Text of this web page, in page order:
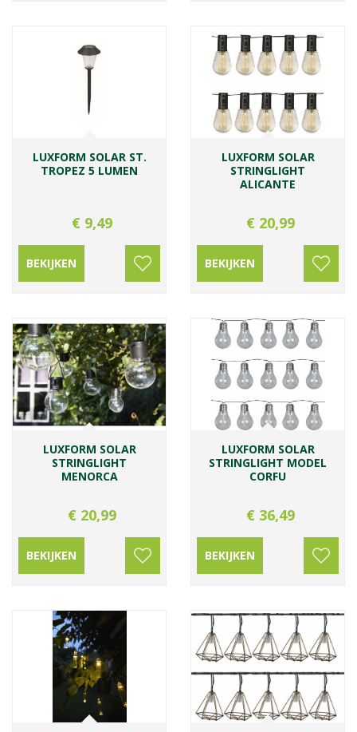
LUXFORM SOLAR ST.
TROPEZ 5 LUMEN
€ 9,49
BEKIJKEN
LUXFORM SOLAR
STRINGLIGHT
ALICANTE
€ 20,99
BEKIJKEN
LUXFORM SOLAR
STRINGLIGHT
MENORCA
€ 20,99
BEKIJKEN
LUXFORM SOLAR
STRINGLIGHT MODEL
CORFU
€ 36,49
BEKIJKEN